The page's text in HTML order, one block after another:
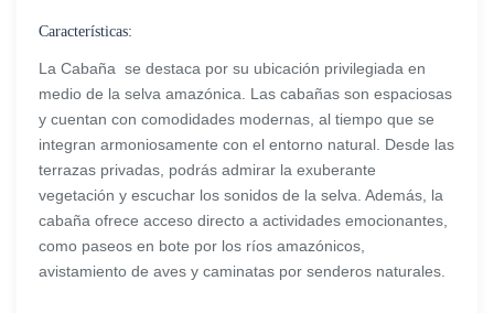
Características:
La Cabaña se destaca por su ubicación privilegiada en
medio de la selva amazónica. Las cabañas son espaciosas
y cuentan con comodidades modernas, al tiempo que se
integran armoniosamente con el entorno natural. Desde las
terrazas privadas, podrás admirar la exuberante
vegetación y escuchar los sonidos de la selva. Además, la
cabaña ofrece acceso directo a actividades emocionantes,
como paseos en bote por los ríos amazónicos,
avistamiento de aves y caminatas por senderos naturales.